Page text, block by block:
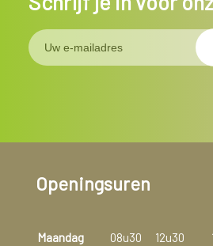
Openingsuren
Maandag 08u30 12u30